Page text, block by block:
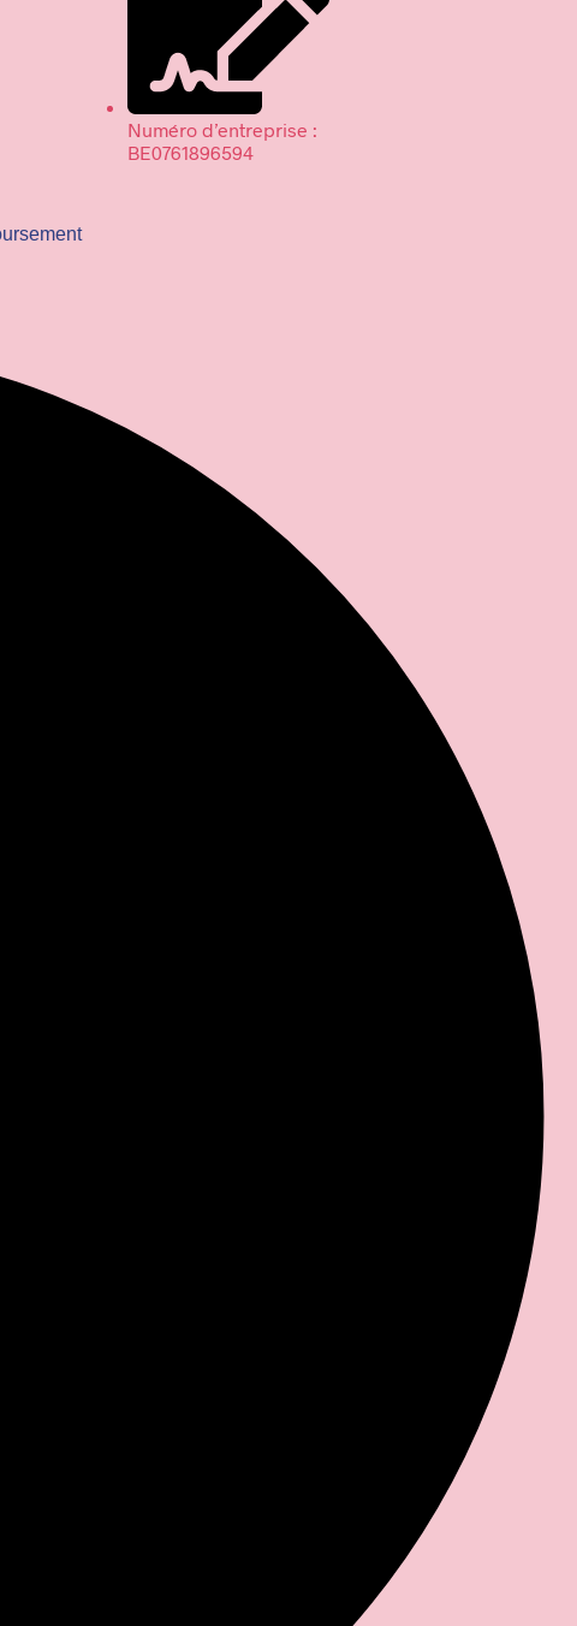
Numéro d’entreprise :
BE0761896594